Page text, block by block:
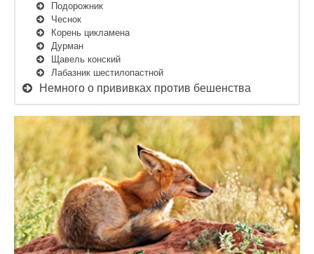
Подорожник
Чеснок
Корень цикламена
Дурман
Щавель конский
Лабазник шестилопастной
Немного о прививках против бешенства